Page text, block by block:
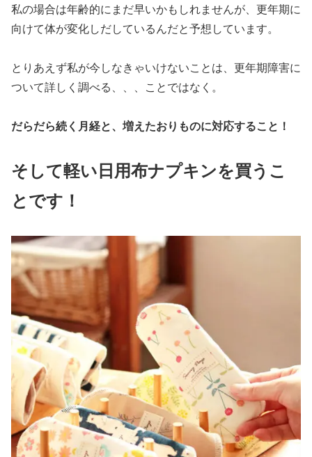
私の場合は年齢的にまだ早いかもしれませんが、更年期に
向けて体が変化しだしているんだと予想しています。
とりあえず私が今しなきゃいけないことは、更年期障害に
ついて詳しく調べる、、、ことではなく。
だらだら続く月経と、増えたおりものに対応すること！
そして軽い日用布ナプキンを買うこ
とです！